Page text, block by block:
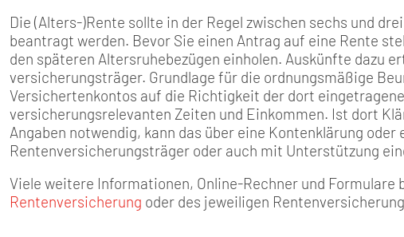
Die (Alters-)Rente sollte in der Regel zwischen sechs und
beantragt werden. Bevor Sie einen Antrag auf eine Rente
den späteren Altersruhebezü­gen einholen. Auskünfte dazu
versicherungsträger. Grundlage für die ordnungsmäßige
Versichertenkontos auf die Richtigkeit der dort
versicherungsrelevan­ten Zeiten und Einkommen. Ist dort
Angaben notwendig, kann das über eine Kontenklärung
Rentenversicherungsträ­ger oder auch mit Unterstüt­zung
Viele weitere Informationen, Online-Rechner und
Rentenversicherung oder des jeweiligen